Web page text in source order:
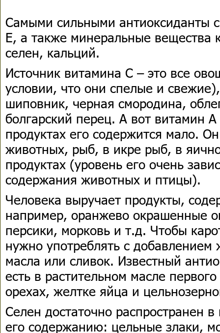
Самыми сильными антиоксиданты
Е, а также минеральные вещества
селен, кальций.
Источник витамина С – это все
условии, что они спелые и
шиповник, черная смородина,
болгарский перец. А вот витамин
продуктах его содержится мало.
животных, рыб, в икре рыб, в
продуктах (уровень его очень
содержания животных и птицы).
Человека выручает продукты,
например, оранжево окрашенные
персики, морковь и т.д. Чтобы
нужно употреблять с добавлением
масла или сливок. Известный
есть в растительном масле
орехах, желтке яйца и
Селен достаточно распространен
его содержанию: цельные злаки,